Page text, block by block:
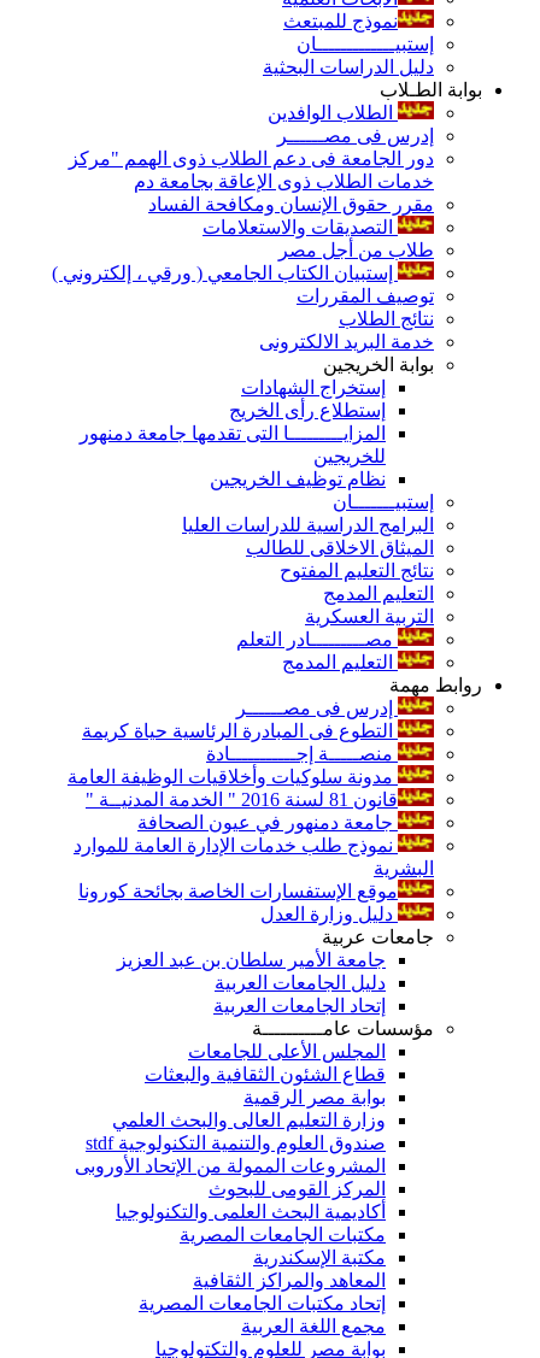
نموذج للمبتعث
إستبيـــــــــــــان
دليل الدراسات البحثية
بوابة الطـلاب
الطلاب الوافدين
إدرس فى مصــــــر
دور الجامعة فى دعم الطلاب ذوى الهمم "مركز
خدمات الطلاب ذوى الإعاقة بجامعة دم
مقرر حقوق الإنسان ومكافحة الفساد
التصديقات والاستعلامات
طلاب من أجل مصر
إستبيان الكتاب الجامعي ( ورقي ، إلكتروني )
توصيف المقررات
نتائج الطلاب
خدمة البريد الالكترونى
بوابة الخريجين
إستخراج الشهادات
إستطلاع رأى الخريج
المزايـــــــــا التى تقدمها جامعة دمنهور
للخريجين
نظام توظيف الخريجين
إستبيـــــــان
البرامج الدراسية للدراسات العليا
الميثاق الاخلاقى للطالب
نتائج التعليم المفتوح
التعليم المدمج
التربية العسكرية
مصـــــــــادر التعلم
التعليم المدمج
روابط مهمة
إدرس فى مصــــــر
التطوع فى المبادرة الرئاسية حياة كريمة
منصـــــة إجـــــــــــادة
مدونة سلوكيات وأخلاقيات الوظيفة العامة
قانون 81 لسنة 2016 " الخدمة المدنيــة "
جامعة دمنهور في عيون الصحافة
نموذج طلب خدمات الإدارة العامة للموارد
البشرية
موقع الإستفسارات الخاصة بجائحة كورونا
دليل وزارة العدل
جامعات عربية
جامعة الأمير سلطان بن عبد العزيز
دليل الجامعات العربية
إتحاد الجامعات العربية
مؤسسات عامــــــــــة
المجلس الأعلى للجامعات
قطاع الشئون الثقافية والبعثات
بوابة مصر الرقمية
وزارة التعليم العالى والبحث العلمي
صندوق العلوم والتنمية التكنولوجية stdf
المشروعات الممولة من الإتحاد الأوروبى
المركز القومى للبحوث
أكاديمية البحث العلمى والتكنولوجيا
مكتبات الجامعات المصرية
مكتبة الإسكندرية
المعاهد والمراكز الثقافية
إتحاد مكتبات الجامعات المصرية
مجمع اللغة العربية
بوابة مصر للعلوم والتكتولوجيا